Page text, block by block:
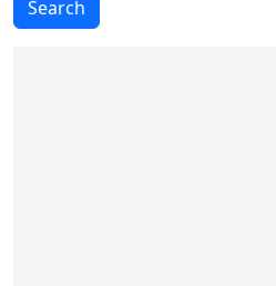
Search